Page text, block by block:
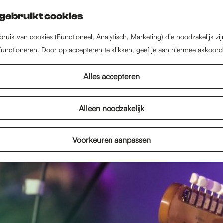
cookies
van cookies (Functioneel, Analytisch, Marketing) die noodzakelijk
Door op accepteren te klikken, geef je aan hiermee
Alles accepteren
Alleen noodzakelijk
Voorkeuren aanpassen